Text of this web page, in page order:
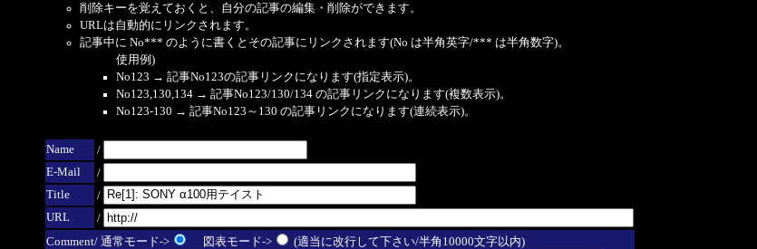
削除キーを覚えておくと、自分の記事の編集・削除ができます。
URLは自動的にリンクされます。
記事中に No*** のように書くとその記事にリンクされます(No は半角英字/*** は半角数字)。
使用例)
No123 → 記事No123の記事リンクになります(指定表示)。
No123,130,134 → 記事No123/130/134 の記事リンクになります(複数表示)。
No123-130 → 記事No123～130 の記事リンクになります(連続表示)。
Name
/
E-Mail
/
Title
/
URL
/
Comment/ 通常モード->
図表モード-> (適当に改行して下さい/半角10000文字以内)